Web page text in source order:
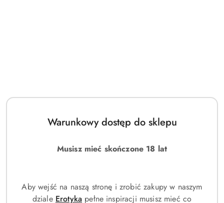
Warunkowy dostęp do sklepu
Musisz mieć skończone 18 lat
Aby wejść na naszą stronę i zrobić zakupy w naszym
dziale Erotyka pełne inspiracji musisz mieć co